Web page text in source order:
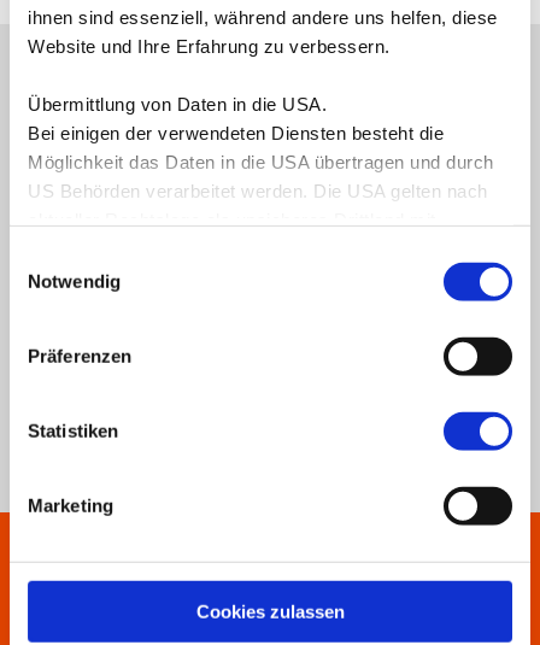
ihnen sind essenziell, während andere uns helfen, diese
Website und Ihre Erfahrung zu verbessern.
Übermittlung von Daten in die USA.
Bei einigen der verwendeten Diensten besteht die
Möglichkeit das Daten in die USA übertragen und durch
US Behörden verarbeitet werden. Die USA gelten nach
Nähere Informationen erhalten Sie in unserer
Notwendig
Präferenzen
Statistiken
Marketing
Cookies zulassen
Seminarinhalte
Unser Fachtrainer-Team